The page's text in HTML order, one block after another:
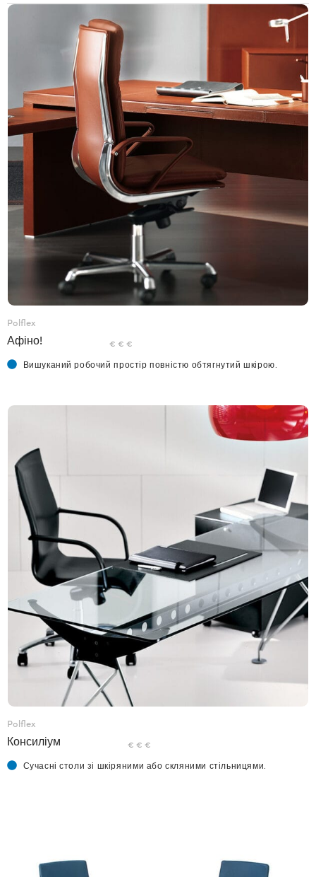
Polflex
Афіно! € € €
Вишуканий робочий простір повністю обтягнутий шкірою.
Polflex
Консиліум € € €
Сучасні столи зі шкіряними або скляними стільницями.